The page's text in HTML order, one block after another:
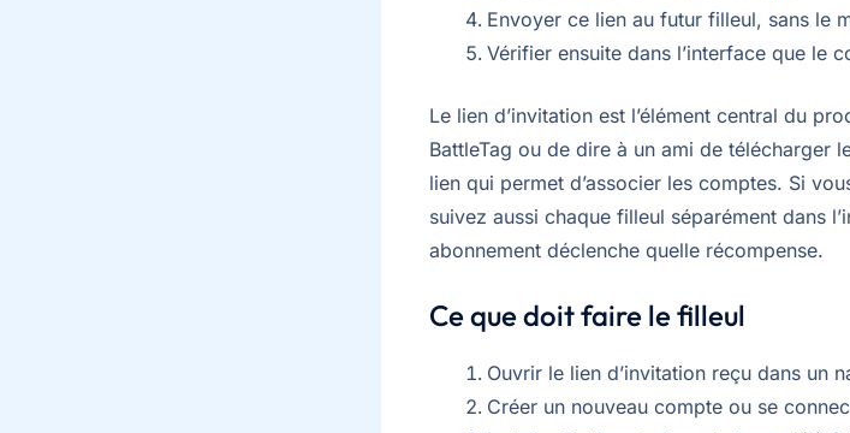
Envoyer ce lien au futur filleul, sans le
Vérifier ensuite dans l’interface que le
Le lien d’invitation est l’élément central du
BattleTag ou de dire à un ami de télécharger
lien qui permet d’associer les comptes. Si
suivez aussi chaque filleul séparément dans
abonnement déclenche quelle récompense.
Ce que doit faire le filleul
Ouvrir le lien d’invitation reçu dans un
Créer un nouveau compte ou se